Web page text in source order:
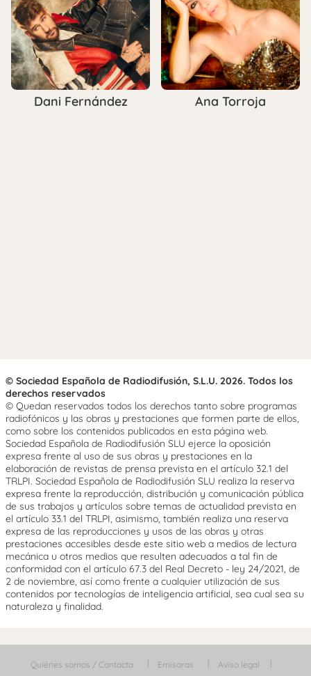
Dani Fernández Ana Torroja
© Sociedad Española de Radiodifusión, S.L.U. 2026. Todos los
derechos reservados
© Quedan reservados todos los derechos tanto sobre programas
radiofónicos y las obras y prestaciones que formen parte de ellos,
como sobre los contenidos publicados en esta página web.
Sociedad Española de Radiodifusión SLU ejerce la oposición
expresa frente al uso de sus obras y prestaciones en la
elaboración de revistas de prensa prevista en el artículo 32.1 del
TRLPI. Sociedad Española de Radiodifusión SLU realiza la reserva
expresa frente la reproducción, distribución y comunicación pública
de sus trabajos y artículos sobre temas de actualidad prevista en
el artículo 33.1 del TRLPI, asimismo, también realiza una reserva
expresa de las reproducciones y usos de las obras y otras
prestaciones accesibles desde este sitio web a medios de lectura
mecánica u otros medios que resulten adecuados a tal fin de
conformidad con el artículo 67.3 del Real Decreto - ley 24/2021, de
2 de noviembre, así como frente a cualquier utilización de sus
contenidos por tecnologías de inteligencia artificial, sea cual sea su
naturaleza y finalidad.
Quiénes somos / Contacta Emisoras Aviso legal